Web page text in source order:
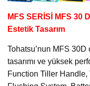
MFS SERİSİ MFS 30
Estetik Tasarım
Tohatsu’nun MFS 30D
tasarımı ve yüksek
Function Tiller